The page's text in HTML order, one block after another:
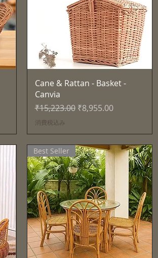
クイックビュー
Cane & Rattan - Basket -
Canvia
通常価格
₹15,223.00 セール価格
₹8,955.00
消費税込み
Best Seller